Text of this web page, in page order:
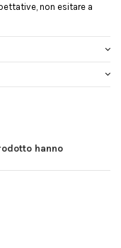
non esitare a
hanno